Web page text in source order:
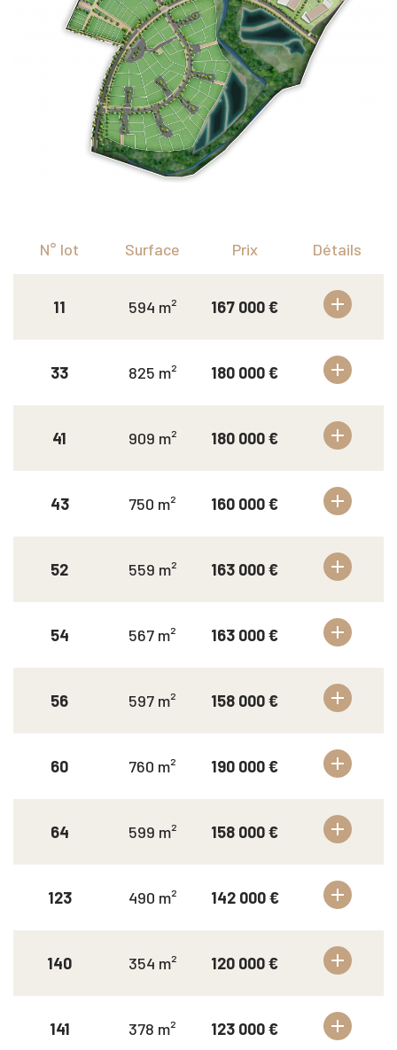
N° lot Surface Prix Détails
11 594 m² 167 000 €
33 825 m² 180 000 €
41 909 m² 180 000 €
43 750 m² 160 000 €
52 559 m² 163 000 €
54 567 m² 163 000 €
56 597 m² 158 000 €
60 760 m² 190 000 €
64 599 m² 158 000 €
123 490 m² 142 000 €
140 354 m² 120 000 €
141 378 m² 123 000 €